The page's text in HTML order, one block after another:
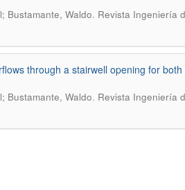
Bustamante, Waldo. Revista Ingeniería
through a stairwell opening for
Bustamante, Waldo. Revista Ingeniería